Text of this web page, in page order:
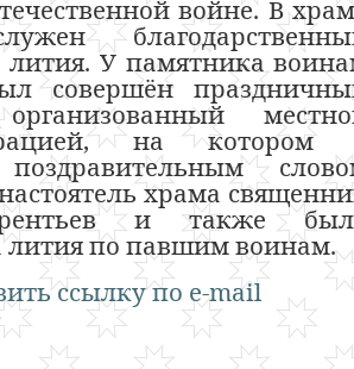
войне. В
лития. У памятника
совершён
на котором
храма
и также
лития по павшим воинам.
ссылку по e-mail